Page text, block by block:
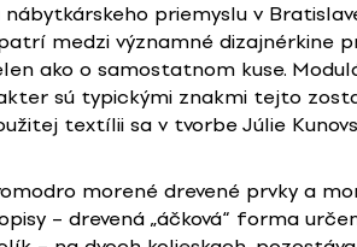
nábytkárskeho priemyslu v
medzi významné dizajnérkine
ako o samostatnom kuse.
sú typickými znakmi tejto
textílii sa v tvorbe Júlie
morené drevené prvky a
– drevená „áčková“ forma